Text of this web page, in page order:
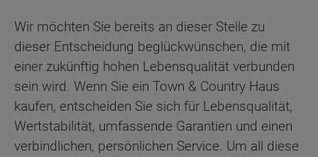
Wir möchten Sie bereits an dieser Stelle zu
dieser Entscheidung beglückwünschen, die mit
einer zukünftig hohen Lebensqualität verbunden
sein wird. Wenn Sie ein Town & Country Haus
kaufen, entscheiden Sie sich für Lebensqualität,
Wertstabilität, umfassende Garantien und einen
verbindlichen, persönlichen Service. Um all diese